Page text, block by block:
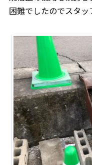
困難でしたのでスタッ